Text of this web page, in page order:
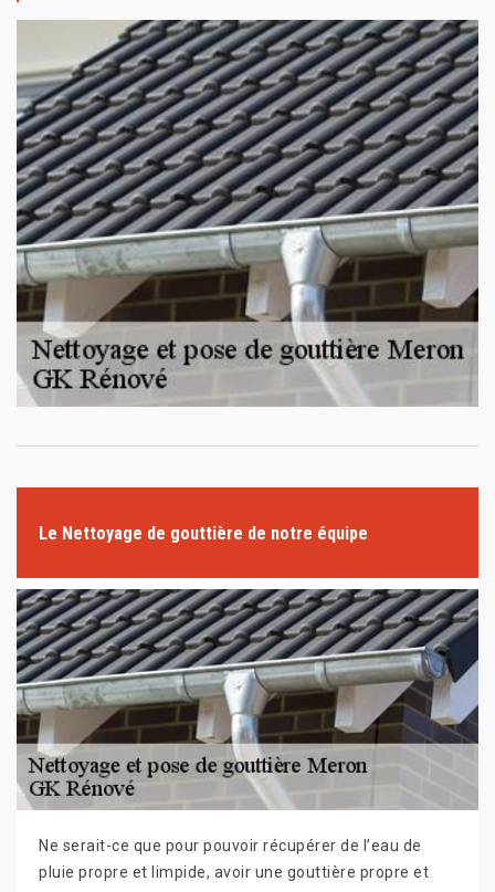
Le Nettoyage de gouttière de notre équipe
Ne serait-ce que pour pouvoir récupérer de l’eau de
pluie propre et limpide, avoir une gouttière propre et